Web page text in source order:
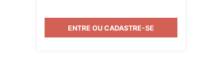
ENTRE OU CADASTRE-SE